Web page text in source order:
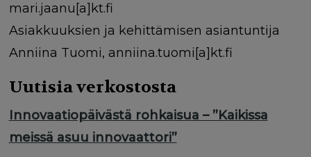
mari.jaanu[a]kt.fi
Asiakkuuksien ja kehittämisen asiantuntija
Anniina Tuomi, anniina.tuomi[a]kt.fi
Uutisia verkostosta
Innovaatiopäivästä rohkaisua – ”Kaikissa
meissä asuu innovaattori”